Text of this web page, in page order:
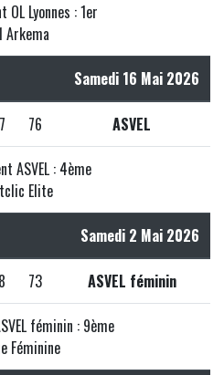
OL Lyonnes : 1er
Arkema
Samedi 16 Mai 2026
76 ASVEL
ASVEL : 4ème
Elite
Samedi 2 Mai 2026
73 ASVEL féminin
féminin : 9ème
Féminine